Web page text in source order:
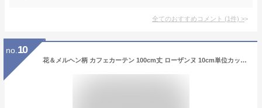
全てのおすすめコメント (1件) >
no. 10
花＆メルヘン柄 カフェカーテン 100cm丈 ローザンヌ 10cm単位カット メール便は3.0m(個数30)まで対応可能